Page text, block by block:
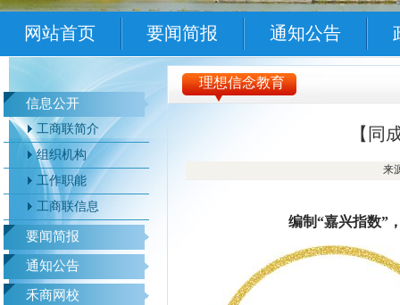
网站首页 要闻简报 通知公告
信息公开
工商联简介
组织机构
工作职能
工商联信息
要闻简报
通知公告
禾商网校
理想信念教育
【同
来
编制“嘉兴指数”